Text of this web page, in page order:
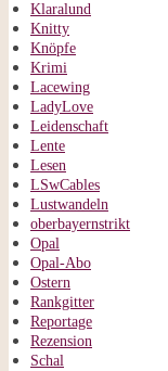
Klaralund
Knitty
Knöpfe
Krimi
Lacewing
LadyLove
Leidenschaft
Lente
Lesen
LSwCables
Lustwandeln
oberbayernstrikt
Opal
Opal-Abo
Ostern
Rankgitter
Reportage
Rezension
Schal